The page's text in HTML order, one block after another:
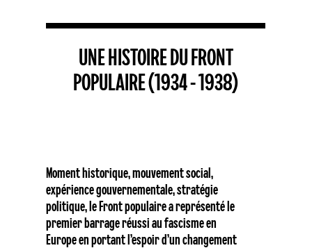
UNE HISTOIRE DU FRONT
POPULAIRE (1934 - 1938)
Moment historique, mouvement social,
expérience gouvernementale, stratégie
politique, le Front populaire a représenté le
premier barrage réussi au fascisme en
Europe en portant l’espoir d’un changement